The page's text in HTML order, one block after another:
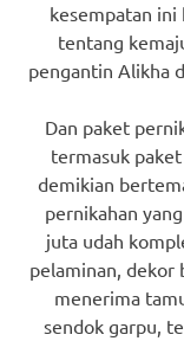
kesempatan ini
tentang
pengantin Alikha
Dan paket
termasuk
demikian
pernikahan
juta udah
pelaminan, dekor
menerima
sendok garpu,